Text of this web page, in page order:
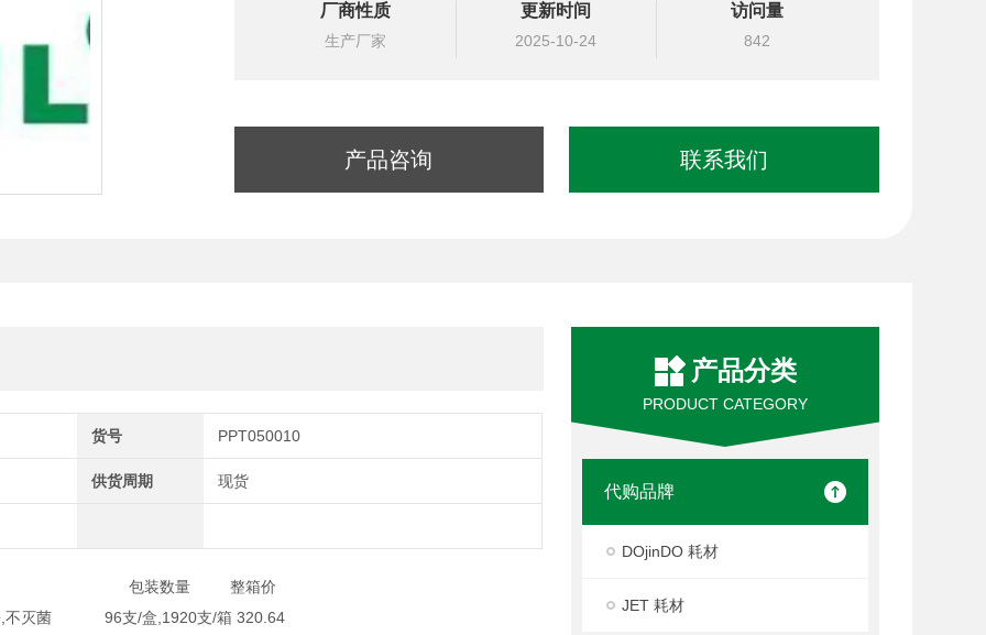
厂商性质
生产厂家
更新时间
2025-10-24
访问量
842
产品咨询 联系我们
产品分类
PRODUCT CATEGORY
代购品牌
DOjinDO 耗材
JET 耗材
货号 PPT050010
供货周期 现货
包装数量 整箱价
酶,不灭菌 96支/盒,1920支/箱 320.64